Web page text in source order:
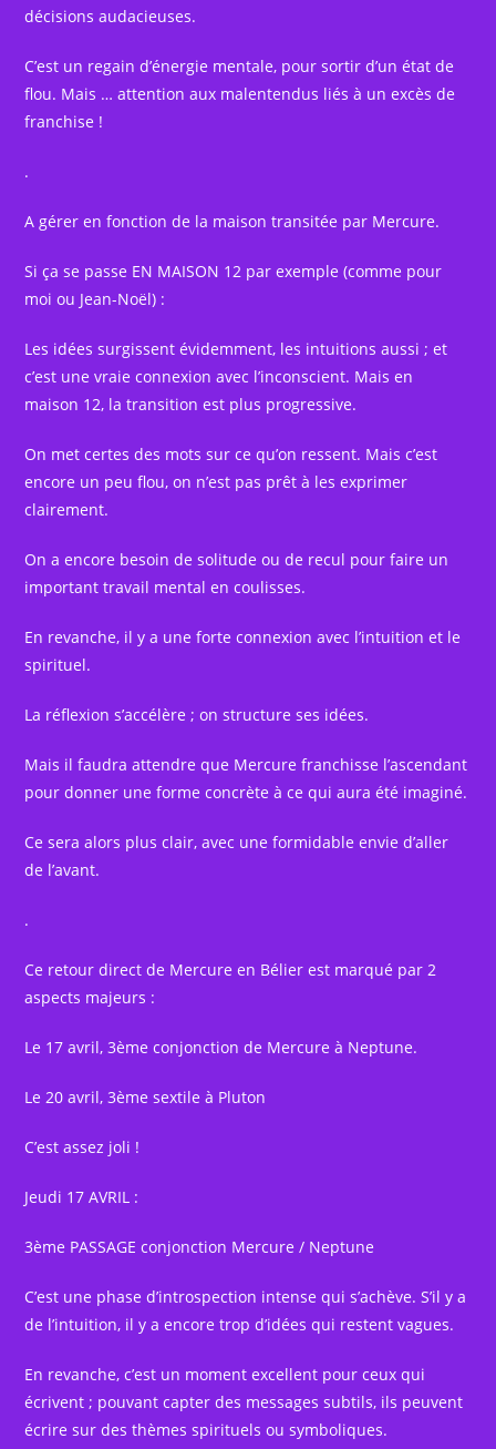
décisions audacieuses.
C’est un regain d’énergie mentale, pour sortir d’un état de
flou. Mais … attention aux malentendus liés à un excès de
franchise !
.
A gérer en fonction de la maison transitée par Mercure.
Si ça se passe EN MAISON 12 par exemple (comme pour
moi ou Jean-Noël) :
Les idées surgissent évidemment, les intuitions aussi ; et
c’est une vraie connexion avec l’inconscient. Mais en
maison 12, la transition est plus progressive.
On met certes des mots sur ce qu’on ressent. Mais c’est
encore un peu flou, on n’est pas prêt à les exprimer
clairement.
On a encore besoin de solitude ou de recul pour faire un
important travail mental en coulisses.
En revanche, il y a une forte connexion avec l’intuition et le
spirituel.
La réflexion s’accélère ; on structure ses idées.
Mais il faudra attendre que Mercure franchisse l’ascendant
pour donner une forme concrète à ce qui aura été imaginé.
Ce sera alors plus clair, avec une formidable envie d’aller
de l’avant.
.
Ce retour direct de Mercure en Bélier est marqué par 2
aspects majeurs :
Le 17 avril, 3ème conjonction de Mercure à Neptune.
Le 20 avril, 3ème sextile à Pluton
C’est assez joli !
Jeudi 17 AVRIL :
3ème PASSAGE conjonction Mercure / Neptune
C’est une phase d’introspection intense qui s’achève. S’il y a
de l’intuition, il y a encore trop d’idées qui restent vagues.
En revanche, c’est un moment excellent pour ceux qui
écrivent ; pouvant capter des messages subtils, ils peuvent
écrire sur des thèmes spirituels ou symboliques.